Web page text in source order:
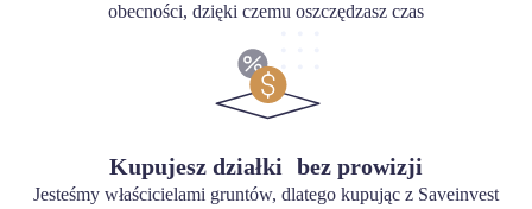
obecności, dzięki czemu oszczędzasz czas
Kupujesz działki bez prowizji
Jesteśmy właścicielami gruntów, dlatego kupując z Saveinvest